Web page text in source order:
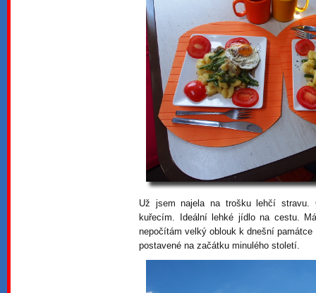
Už jsem najela na trošku lehčí stravu.
kuřecím. Ideální lehké jídlo na cestu.
nepočítám velký oblouk k dnešní
postavené na začátku minulého století.